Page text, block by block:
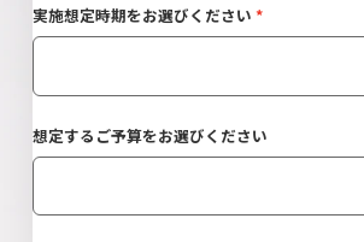
実施想定時期をお選びください
想定するご予算をお選びください